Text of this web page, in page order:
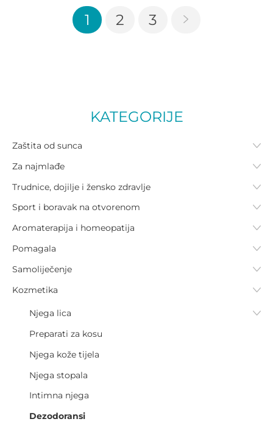
1 2 3
KATEGORIJE
Zaštita od sunca
Za najmlađe
Trudnice, dojilje i žensko zdravlje
Sport i boravak na otvorenom
Aromaterapija i homeopatija
Pomagala
Samoliječenje
Kozmetika
Njega lica
Preparati za kosu
Njega kože tijela
Njega stopala
Intimna njega
Dezodoransi